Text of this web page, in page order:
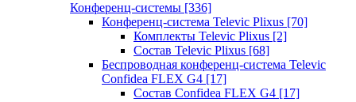
Конференц-системы [336]
Конференц-система Televic Plixus [70]
Комплекты Televic Plixus [2]
Состав Televic Plixus [68]
Беспроводная конференц-система Televic
Confidea FLEX G4 [17]
Состав Confidea FLEX G4 [17]